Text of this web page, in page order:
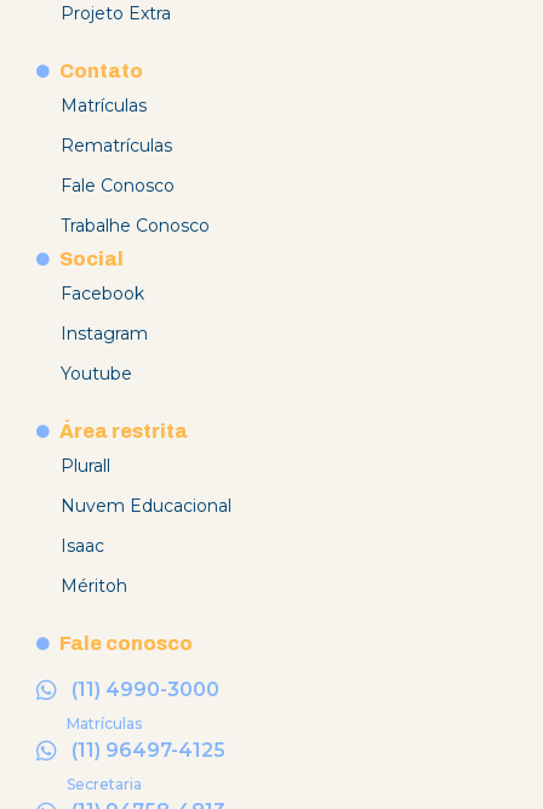
Projeto Extra
Contato
Matrículas
Rematrículas
Fale Conosco
Trabalhe Conosco
Social
Facebook
Instagram
Youtube
Área restrita
Plurall
Nuvem Educacional
Isaac
Méritoh
Fale conosco
(11) 4990-3000
Matrículas
(11) 96497-4125
Secretaria